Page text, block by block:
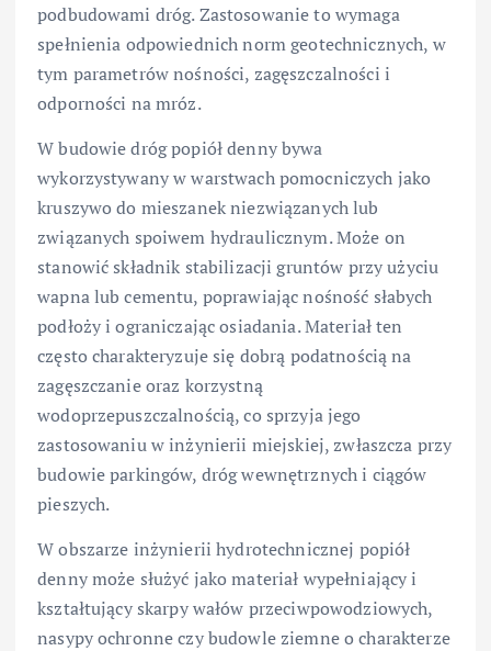
podbudowami dróg. Zastosowanie to wymaga
spełnienia odpowiednich norm geotechnicznych, w
tym parametrów nośności, zagęszczalności i
odporności na mróz.
W budowie dróg popiół denny bywa
wykorzystywany w warstwach pomocniczych jako
kruszywo do mieszanek niezwiązanych lub
związanych spoiwem hydraulicznym. Może on
stanowić składnik stabilizacji gruntów przy użyciu
wapna lub cementu, poprawiając nośność słabych
podłoży i ograniczając osiadania. Materiał ten
często charakteryzuje się dobrą podatnością na
zagęszczanie oraz korzystną
wodoprzepuszczalnością, co sprzyja jego
zastosowaniu w inżynierii miejskiej, zwłaszcza przy
budowie parkingów, dróg wewnętrznych i ciągów
pieszych.
W obszarze inżynierii hydrotechnicznej popiół
denny może służyć jako materiał wypełniający i
kształtujący skarpy wałów przeciwpowodziowych,
nasypy ochronne czy budowle ziemne o charakterze